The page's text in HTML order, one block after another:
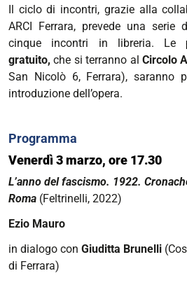
03T17:30:00+01:00
2023-
03-
03T19:00:00+01:00
Il ciclo di incontri, grazie alla
ARCI Ferrara, prevede una serie
cinque incontri in libreria. Le
gratuito, che si terranno al Circolo
San Nicolò 6, Ferrara), saranno
introduzione dell’opera.
Programma
Venerdì 3 marzo, ore 17.30
L’anno del fascismo. 1922.
Roma (Feltrinelli, 2022)
Ezio Mauro
in dialogo con Giuditta Brunelli
di Ferrara)